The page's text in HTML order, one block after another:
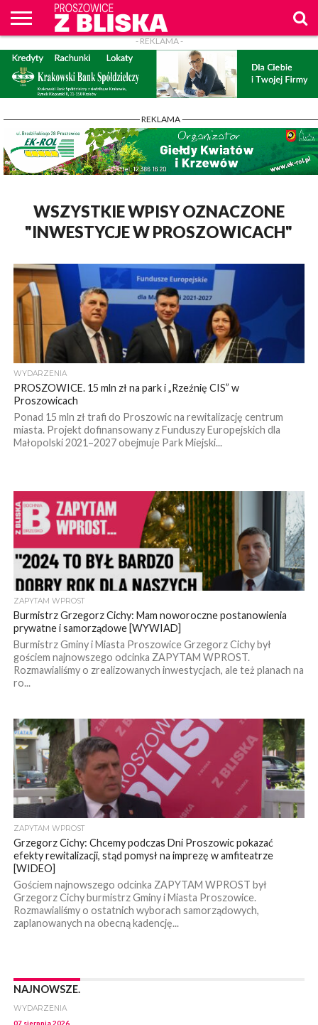
O
NAS
WIADOMOŚCI
ZAPYTAM
WPROST
CENNIK
REKLAM
PROSZOWICE
Z BLISKA
KONTAKT
- REKLAMA -
- REKLAMA -
WSZYSTKIE WPISY OZNACZONE
"INWESTYCJE W PROSZOWICACH"
WYDARZENIA
PROSZOWICE. 15 mln zł na park i „Rzeźnię CIS” w
Proszowicach
Ponad 15 mln zł trafi do Proszowic na rewitalizację centrum
miasta. Projekt dofinansowany z Funduszy Europejskich dla
Małopolski 2021–2027 obejmuje Park Miejski...
ZAPYTAM WPROST
Burmistrz Grzegorz Cichy: Mam noworoczne postanowienia
prywatne i samorządowe [WYWIAD]
Burmistrz Gminy i Miasta Proszowice Grzegorz Cichy był
gościem najnowszego odcinka ZAPYTAM WPROST.
Rozmawialiśmy o zrealizowanych inwestycjach, ale też planach na
ro...
ZAPYTAM WPROST
Grzegorz Cichy: Chcemy podczas Dni Proszowic pokazać
efekty rewitalizacji, stąd pomysł na imprezę w amfiteatrze
[WIDEO]
Gościem najnowszego odcinka ZAPYTAM WPROST był
Grzegorz Cichy burmistrz Gminy i Miasta Proszowice.
Rozmawialiśmy o ostatnich wyborach samorządowych,
zaplanowanych na obecną kadencję...
NAJNOWSZE.
WYDARZENIA
07 sierpnia 2026